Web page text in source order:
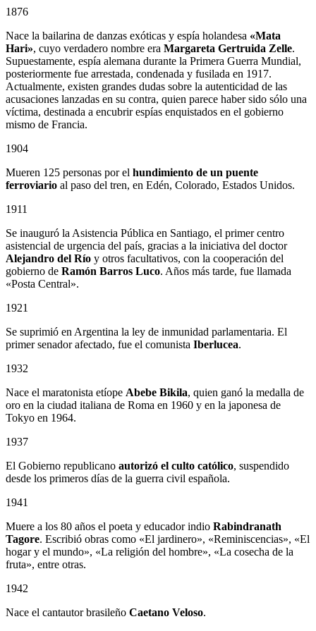
1876
Nace la bailarina de danzas exóticas y espía holandesa «Mata
Hari», cuyo verdadero nombre era Margareta Gertruida Zelle.
Supuestamente, espía alemana durante la Primera Guerra Mundial,
posteriormente fue arrestada, condenada y fusilada en 1917.
Actualmente, existen grandes dudas sobre la autenticidad de las
acusaciones lanzadas en su contra, quien parece haber sido sólo una
víctima, destinada a encubrir espías enquistados en el gobierno
mismo de Francia.
1904
Mueren 125 personas por el hundimiento de un puente
ferroviario al paso del tren, en Edén, Colorado, Estados Unidos.
1911
Se inauguró la Asistencia Pública en Santiago, el primer centro
asistencial de urgencia del país, gracias a la iniciativa del doctor
Alejandro del Río y otros facultativos, con la cooperación del
gobierno de Ramón Barros Luco. Años más tarde, fue llamada
«Posta Central».
1921
Se suprimió en Argentina la ley de inmunidad parlamentaria. El
primer senador afectado, fue el comunista Iberlucea.
1932
Nace el maratonista etíope Abebe Bikila, quien ganó la medalla de
oro en la ciudad italiana de Roma en 1960 y en la japonesa de
Tokyo en 1964.
1937
El Gobierno republicano autorizó el culto católico, suspendido
desde los primeros días de la guerra civil española.
1941
Muere a los 80 años el poeta y educador indio Rabindranath
Tagore. Escribió obras como «El jardinero», «Reminiscencias», «El
hogar y el mundo», «La religión del hombre», «La cosecha de la
fruta», entre otras.
1942
Nace el cantautor brasileño Caetano Veloso.